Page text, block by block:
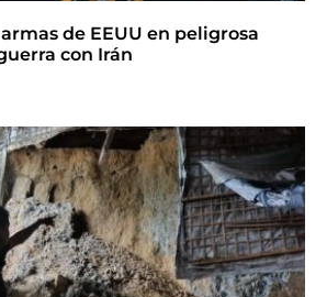
de EEUU en peligrosa
con Irán